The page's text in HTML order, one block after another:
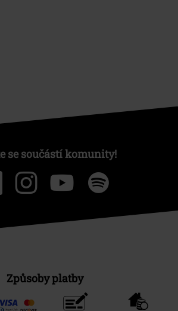
se součástí komunity!
Způsoby platby